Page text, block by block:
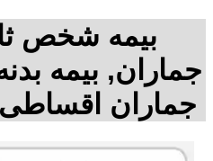
بیمه شخص
جماران, بیمه
جماران